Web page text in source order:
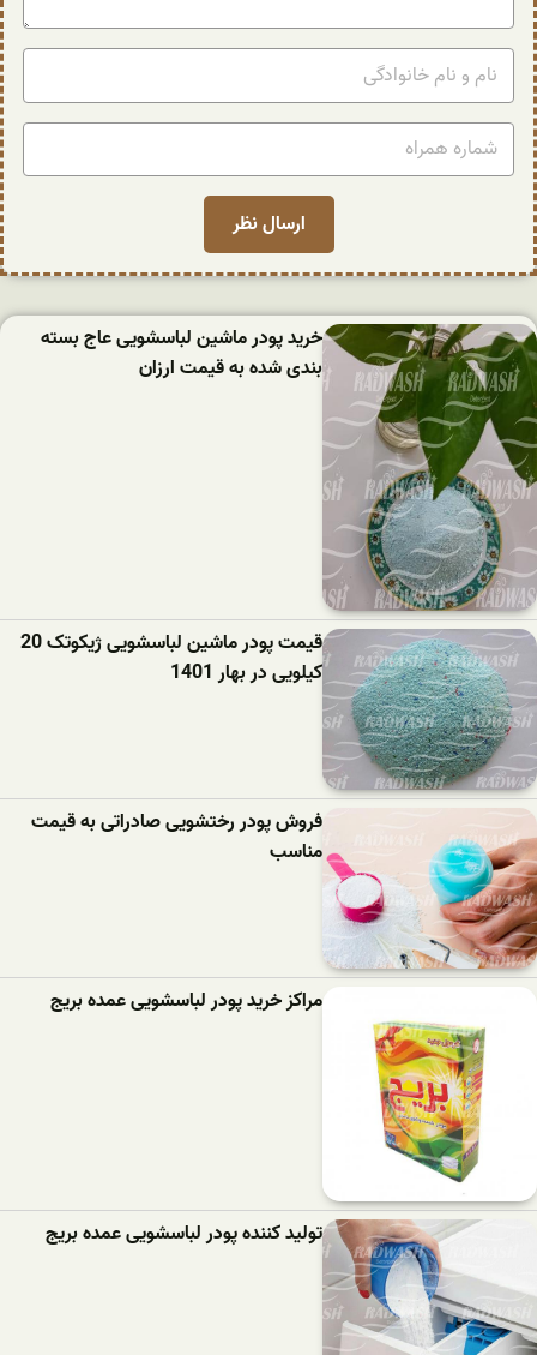
خرید پودر ماشین لباسشویی عاج بسته
بندی شده به قیمت ارزان
قیمت پودر ماشین لباسشویی ژیکوتک 20
کیلویی در بهار 1401
فروش پودر رختشویی صادراتی به قیمت
مناسب
مراکز خرید پودر لباسشویی عمده بریج
تولید کننده پودر لباسشویی عمده بریج